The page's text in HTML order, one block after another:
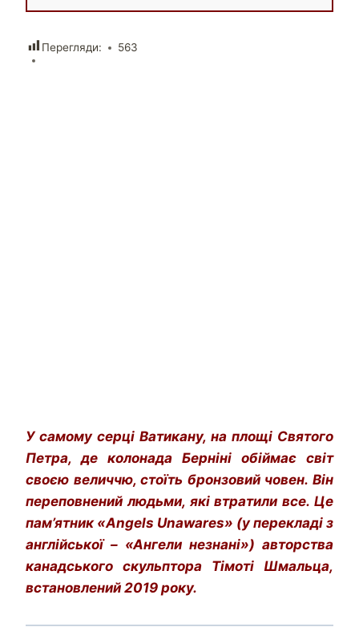
Перегляди: 563
У самому серці Ватикану, на площі Святого
Петра, де колонада Берніні обіймає світ
своєю величчю, стоїть бронзовий човен. Він
переповнений людьми, які втратили все. Це
пам’ятник «Angels Unawares» (у перекладі з
англійської – «Ангели незнані») авторства
канадського скульптора Тімоті Шмальца,
встановлений 2019 року.